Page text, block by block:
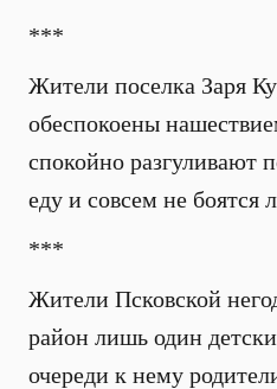
***
Жители поселка Заря
обеспокоены
спокойно разгуливают
еду и совсем не боятся
***
Жители Псковской
район лишь один
очереди к нему